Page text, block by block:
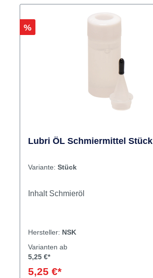
Rabatt
%
Lubri ÖL Schmiermittel Stück
Variante: Stück
Inhalt Schmieröl
Hersteller: NSK
Varianten ab
5,25 €*
5,25 €*